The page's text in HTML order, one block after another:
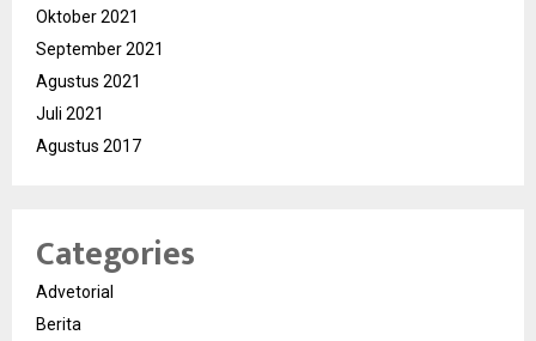
Oktober 2021
September 2021
Agustus 2021
Juli 2021
Agustus 2017
Categories
Advetorial
Berita